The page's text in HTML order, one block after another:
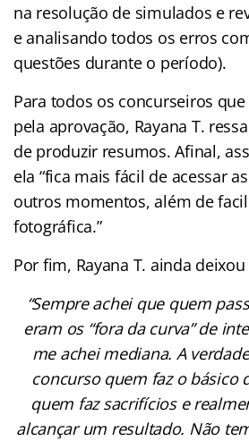
na resolução de simulados e
e analisando todos os erros
questões durante o período).
Para todos os concurseiros
pela aprovação, Rayana T.
de produzir resumos. Afinal,
ela “fica mais fácil de acessar
outros momentos, além de
fotográfica.”
Por fim, Rayana T. ainda
“Sempre achei que quem
eram os “fora da curva” de
me achei mediana. A
concurso quem faz o básico
quem faz sacrifícios e
alcançar um resultado. Não